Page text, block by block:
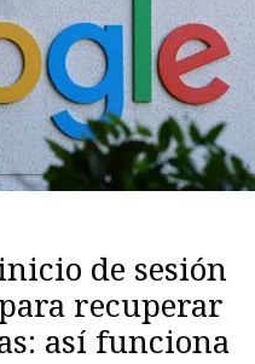
de sesión
recuperar
así funciona